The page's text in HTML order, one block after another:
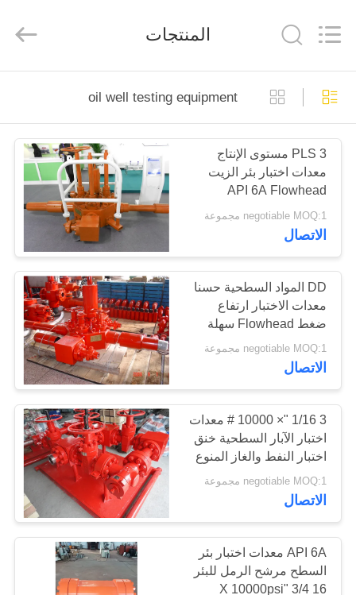
منزل،
بيت
منتجات
معلومات
جولة
المعمل
مراقبة
الجودة
اتصل
أخبار
TOOLS
CO.，
المنتجات
oil well testing equipment
PLS 3 مستوى الإنتاج
معدات اختبار بئر الزيت
API 6A Flowhead
Surface Test Tree
negotiable MOQ:1 مجموعة
الاتصال
DD المواد السطحية حسنا
معدات الاختبار ارتفاع
ضغط Flowhead سهلة
التركيب
negotiable MOQ:1 مجموعة
الاتصال
3 1/16 "× 10000 # معدات
اختبار الآبار السطحية خنق
اختبار النفط والغاز المنوع
negotiable MOQ:1 مجموعة
الاتصال
API 6A معدات اختبار بئر
السطح مرشح الرمل للبئر
16 3/4 "X 10000psi